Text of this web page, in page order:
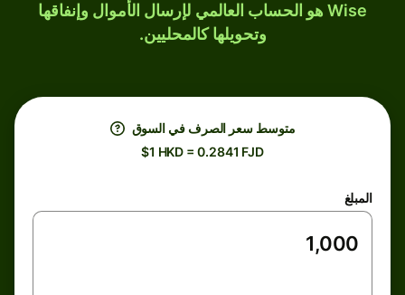
Wise هو الحساب العالمي لإرسال الأموال وإنفاقها
وتحويلها كالمحليين.
متوسط ​​سعر الصرف في السوق
$1 HKD = 0.2841 FJD
المبلغ